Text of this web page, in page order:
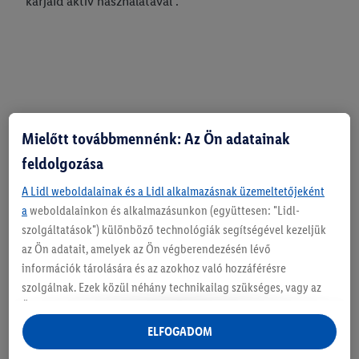
Mielőtt továbbmennénk: Az Ön adatainak
feldolgozása
A Lidl weboldalainak és a Lidl alkalmazásnak üzemeltetőjeként
a weboldalainkon és alkalmazásunkon (együttesen: "Lidl-
szolgáltatások") különböző technológiák segítségével kezeljük
az Ön adatait, amelyek az Ön végberendezésén lévő
információk tárolására és az azokhoz való hozzáférésre
szolgálnak. Ezek közül néhány technikailag szükséges, vagy az
statisztikák összeállításához vagy a Lidl szolgáltatásokon belül
és kívül személyre szabott hirdetésekhez. Ha Ön a Lidl Plus
ELFOGADOM